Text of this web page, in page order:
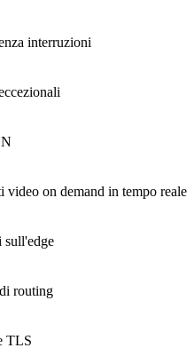
interruzioni
video on demand in tempo reale
sull'edge
routing
TLS